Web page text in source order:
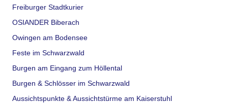
Freiburger Stadtkurier
OSIANDER Biberach
Owingen am Bodensee
Feste im Schwarzwald
Burgen am Eingang zum Höllental
Burgen & Schlösser im Schwarzwald
Aussichtspunkte & Aussichtstürme am Kaiserstuhl